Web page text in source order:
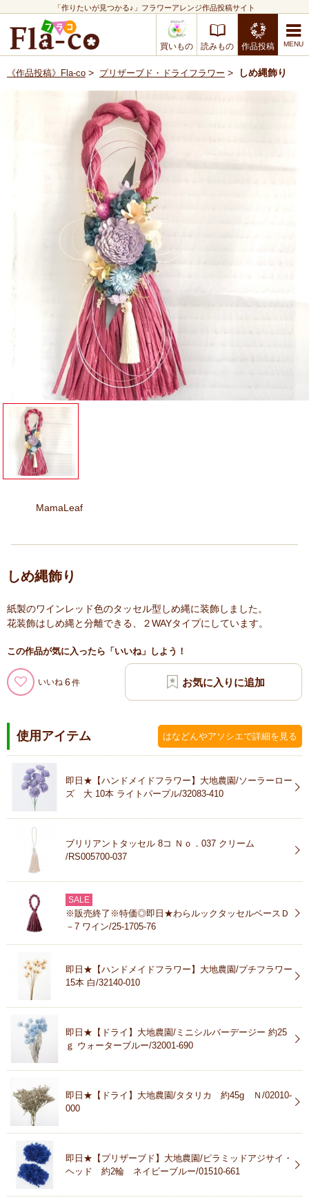
「作りたいが見つかる♪」フラワーアレンジ作品投稿サイト
買いもの 読みもの 作品投稿
《作品投稿》Fla-co > プリザーブド・ドライフラワー > しめ縄飾り
MamaLeaf
しめ縄飾り
紙製のワインレッド色のタッセル型しめ縄に装飾しました。
花装飾はしめ縄と分離できる、２WAYタイプにしています。
この作品が気に入ったら「いいね」しよう！
いいね 6
使用アイテム はなどんやアソシエで詳細を見る
即日★【ハンドメイドフラワー】大地農園/ソーラーロー
ズ 大 10本 ライトパープル/32083-410
ブリリアントタッセル 8コ Ｎｏ．037 クリーム
/RS005700-037
SALE
※販売終了※特価◎即日★わらルックタッセルベースＤ
－7 ワイン/25-1705-76
即日★【ハンドメイドフラワー】大地農園/プチフラワー
15本 白/32140-010
即日★【ドライ】大地農園/ミニシルバーデージー 約25
ｇ ウォーターブルー/32001-690
即日★【ドライ】大地農園/タタリカ 約45g Ｎ/02010-
000
即日★【プリザーブド】大地農園/ピラミッドアジサイ・
ヘッド 約2輪 ネイビーブルー/01510-661